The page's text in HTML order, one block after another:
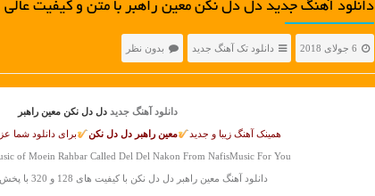
دانلود آهنگ جديد دل دل نکن معین راهبر با متن و کیفیت عالی
6 جولای 2018 دانلود تک آهنگ جدید بدون نظر
دانلود آهنگ جدید دل دل نکن معین راهبر
همینک آهنگ زیبا و جدید معین راهبر دل دل نکن برای دانلود شما
of Moein Rahbar Called Del Del Nakon From NafisMusic For You
دانلود آهنگ معین راهبر دل دل نکن با کیفیت های 128 و 320 با پخش آنلاین با متن آهنگ